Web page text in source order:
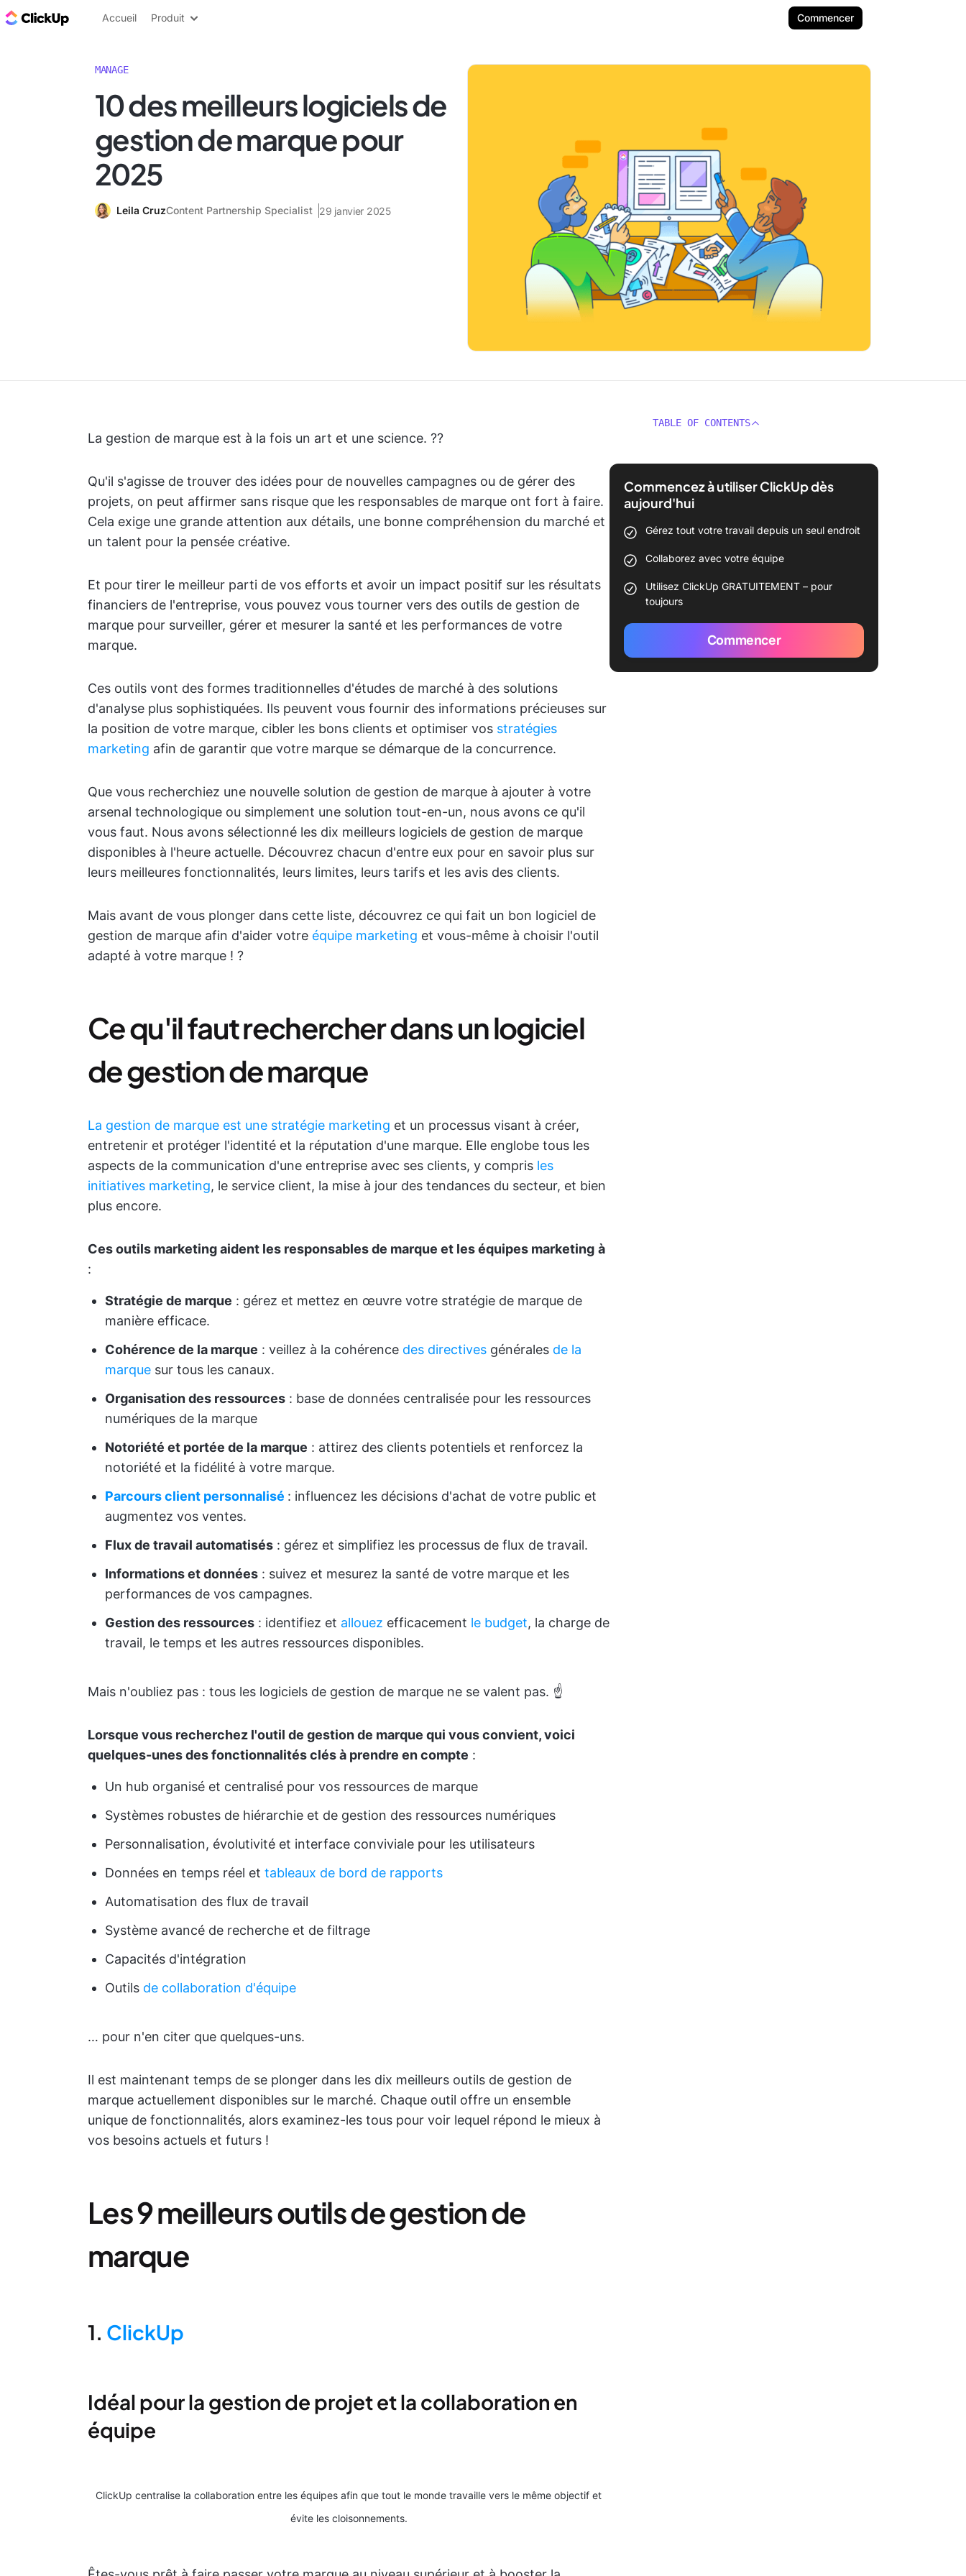
ClickUp Blog
Accueil Produit Commencer
MANAGE
10 des meilleurs logiciels de
gestion de marque pour
2025
Leila CruzContent Partnership Specialist 29 janvier 2025
La gestion de marque est à la fois un art et une science. ?‍?
Qu'il s'agisse de trouver des idées pour de nouvelles campagnes ou de gérer des
projets, on peut affirmer sans risque que les responsables de marque ont fort à faire.
Cela exige une grande attention aux détails, une bonne compréhension du marché et
un talent pour la pensée créative.
Et pour tirer le meilleur parti de vos efforts et avoir un impact positif sur les résultats
financiers de l'entreprise, vous pouvez vous tourner vers des outils de gestion de
marque pour surveiller, gérer et mesurer la santé et les performances de votre
marque.
Ces outils vont des formes traditionnelles d'études de marché à des solutions
d'analyse plus sophistiquées. Ils peuvent vous fournir des informations précieuses sur
la position de votre marque, cibler les bons clients et optimiser vos stratégies
marketing afin de garantir que votre marque se démarque de la concurrence.
Que vous recherchiez une nouvelle solution de gestion de marque à ajouter à votre
arsenal technologique ou simplement une solution tout-en-un, nous avons ce qu'il
vous faut. Nous avons sélectionné les dix meilleurs logiciels de gestion de marque
disponibles à l'heure actuelle. Découvrez chacun d'entre eux pour en savoir plus sur
leurs meilleures fonctionnalités, leurs limites, leurs tarifs et les avis des clients.
Mais avant de vous plonger dans cette liste, découvrez ce qui fait un bon logiciel de
gestion de marque afin d'aider votre équipe marketing et vous-même à choisir l'outil
adapté à votre marque ! ?
Ce qu'il faut rechercher dans un logiciel
de gestion de marque
La gestion de marque est une stratégie marketing et un processus visant à créer,
entretenir et protéger l'identité et la réputation d'une marque. Elle englobe tous les
aspects de la communication d'une entreprise avec ses clients, y compris les
initiatives marketing, le service client, la mise à jour des tendances du secteur, et bien
plus encore.
Ces outils marketing aident les responsables de marque et les équipes marketing à
:
Stratégie de marque : gérez et mettez en œuvre votre stratégie de marque de
manière efficace.
Cohérence de la marque : veillez à la cohérence des directives générales de la
marque sur tous les canaux.
Organisation des ressources : base de données centralisée pour les ressources
numériques de la marque
Notoriété et portée de la marque : attirez des clients potentiels et renforcez la
notoriété et la fidélité à votre marque.
Parcours client personnalisé : influencez les décisions d'achat de votre public et
augmentez vos ventes.
Flux de travail automatisés : gérez et simplifiez les processus de flux de travail.
Informations et données : suivez et mesurez la santé de votre marque et les
performances de vos campagnes.
Gestion des ressources : identifiez et allouez efficacement le budget, la charge de
travail, le temps et les autres ressources disponibles.
Mais n'oubliez pas : tous les logiciels de gestion de marque ne se valent pas. ☝️
Lorsque vous recherchez l'outil de gestion de marque qui vous convient, voici
quelques-unes des fonctionnalités clés à prendre en compte :
Un hub organisé et centralisé pour vos ressources de marque
Systèmes robustes de hiérarchie et de gestion des ressources numériques
Personnalisation, évolutivité et interface conviviale pour les utilisateurs
Données en temps réel et tableaux de bord de rapports
Automatisation des flux de travail
Système avancé de recherche et de filtrage
Capacités d'intégration
Outils de collaboration d'équipe
… pour n'en citer que quelques-uns.
Il est maintenant temps de se plonger dans les dix meilleurs outils de gestion de
marque actuellement disponibles sur le marché. Chaque outil offre un ensemble
unique de fonctionnalités, alors examinez-les tous pour voir lequel répond le mieux à
vos besoins actuels et futurs !
Les 9 meilleurs outils de gestion de
marque
1. ClickUp
Idéal pour la gestion de projet et la collaboration en
équipe
ClickUp centralise la collaboration entre les équipes afin que tout le monde travaille vers le même objectif et
évite les cloisonnements.
TABLE OF CONTENTS
Commencez à utiliser ClickUp dès
aujourd'hui
Gérez tout votre travail depuis un seul endroit
Collaborez avec votre équipe
Utilisez ClickUp GRATUITEMENT – pour
toujours
Commencer